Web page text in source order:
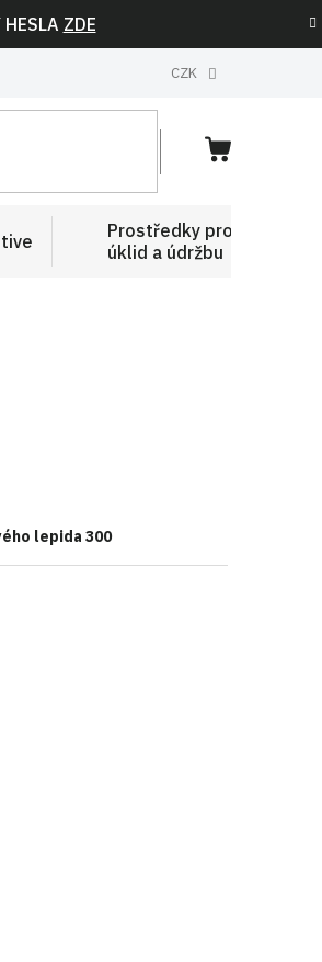
ZDE
CZK
NÁKUPNÍ
Prostředky pro
úklid a údržbu
lepida 300